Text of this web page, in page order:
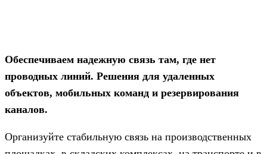
Обеспечиваем надежную связь там, где нет
проводных линий. Решения для удаленных
объектов, мобильных команд и резервирования
каналов.
Организуйте стабильную связь на производственных